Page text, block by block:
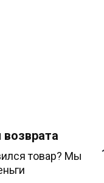
возврата
товар? Мы